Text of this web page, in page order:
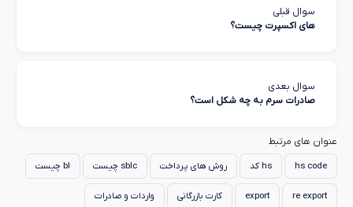
سوال قبلی
های اکسپرت چیست؟
سوال بعدی
صادرات سرم به چه شکل است؟
عنوان های مرتبط
hs code hs کد روش های پرداخت sblc چیست bl چیست
re export
export کارت بازرگانی واردات و صادرات